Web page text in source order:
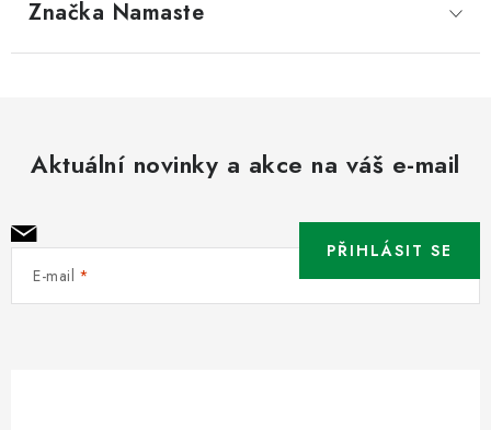
Značka Namaste
Aktuální novinky a akce na váš e-mail
E-mail
PŘIHLÁSIT SE